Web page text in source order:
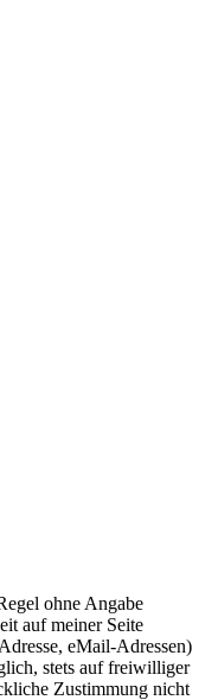
ohne Angabe
auf meiner Seite
eMail-Adressen)
stets auf freiwilliger
Zustimmung nicht